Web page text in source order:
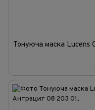
Тонуюча маска